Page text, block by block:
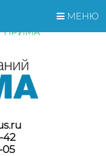
МЕНЮ
И СРОКИ
У МЕНЕДЖЕРОВ
42
05